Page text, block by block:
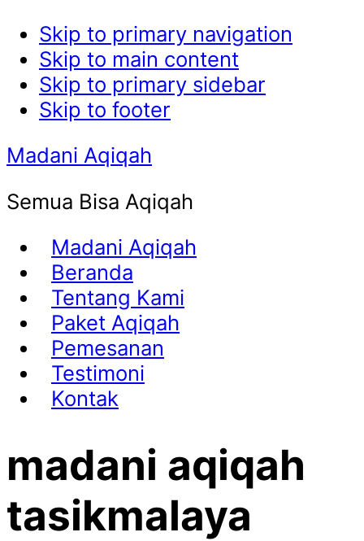
Skip to primary navigation
Skip to main content
Skip to primary sidebar
Skip to footer
Madani Aqiqah
Semua Bisa Aqiqah
Madani Aqiqah
Beranda
Tentang Kami
Paket Aqiqah
Pemesanan
Testimoni
Kontak
madani aqiqah
tasikmalaya